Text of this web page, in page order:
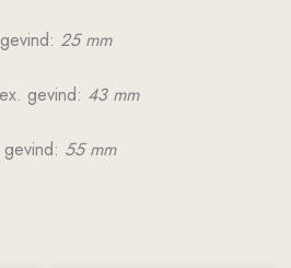
25 mm
gevind: 43 mm
55 mm